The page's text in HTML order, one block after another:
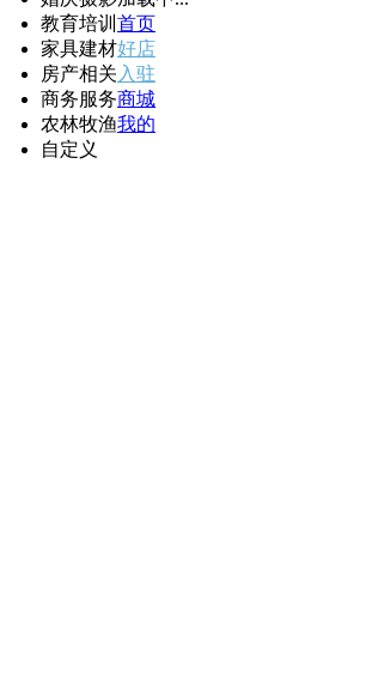
教育培训
家具建材
房产相关
商务服务
农林牧渔
自定义
首页
好店
入驻
商城
我的